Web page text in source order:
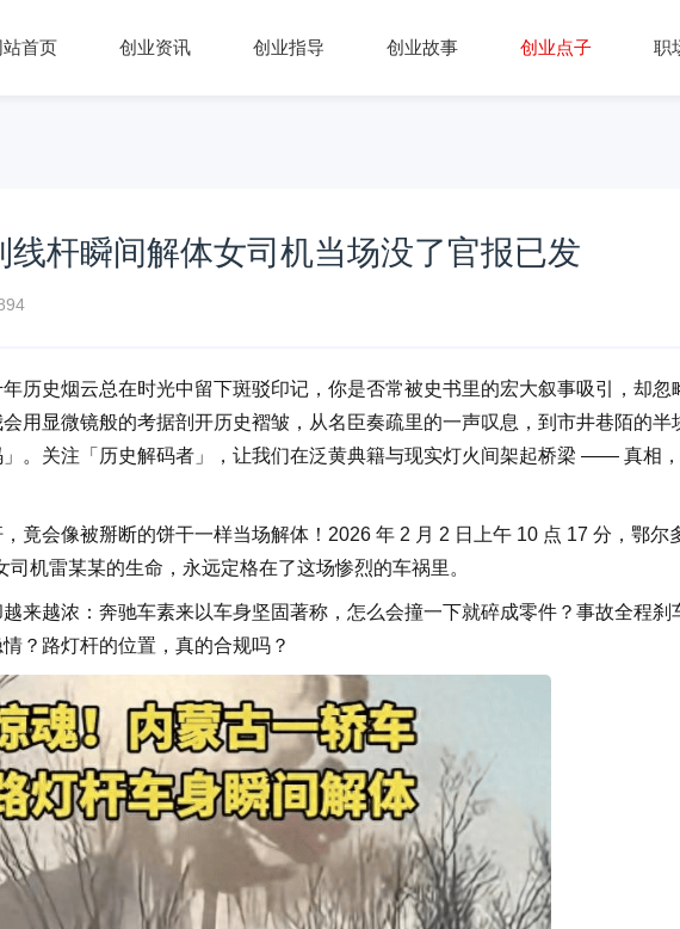
站首页 创业资讯 创业指导 创业故事 创业点子 职
杆瞬间解体女司机当场没了官报已发
史烟云总在时光中留下斑驳印记，你是否常被史书里的宏大叙事吸引，却忽
用显微镜般的考据剖开历史褶皱，从名臣奏疏里的一声叹息，到市井巷陌的半
。关注「历史解码者」，让我们在泛黄典籍与现实灯火间架起桥梁 —— 真相
会像被掰断的饼干一样当场解体！2026 年 2 月 2 日上午 10 点 17 分，鄂尔
机雷某某的生命，永远定格在了这场惨烈的车祸里。
越浓：奔驰车素来以车身坚固著称，怎么会撞一下就碎成零件？事故全程刹
？路灯杆的位置，真的合规吗？